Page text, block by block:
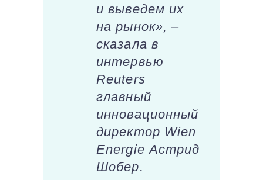
и выведем их
на рынок», –
сказала в
интервью
Reuters
главный
инновационный
директор Wien
Energie Астрид
Шобер.